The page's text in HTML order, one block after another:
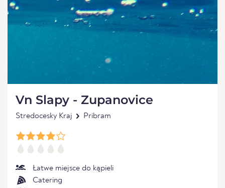
Vn Slapy - Zupanovice
Stredocesky Kraj Pribram
Łatwe miejsce do kąpieli
Catering